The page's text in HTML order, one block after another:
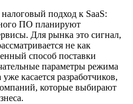
подход к SaaS:
ПО планируют
Для рынка это сигнал,
не как
способ поставки
параметры режима
касается разработчиков,
которые выбирают